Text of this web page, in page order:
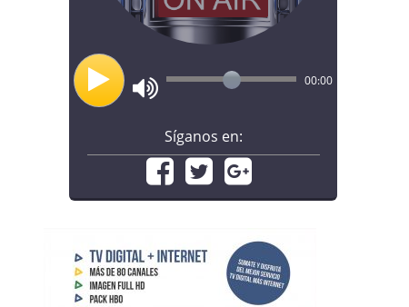
00:00
Síganos en: